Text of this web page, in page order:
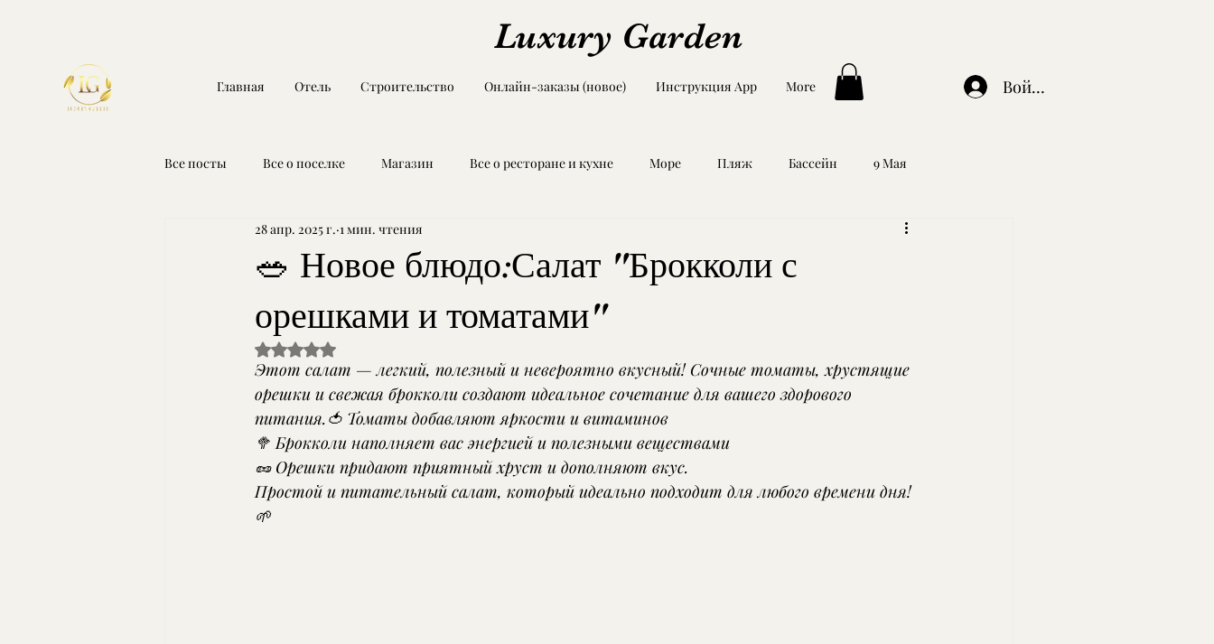
Luxury Garden
Главная Отель Строительство Онлайн-заказы (новое) Инструкция App More Войти
Все посты Все о поселке Магазин Все о ресторане и кухне Море Пляж Бассейн 9 Мая
Спорт-бар С Днем России
🥗 Новое блюдо:Салат "Брокколи с
орешками и томатами"
28 апр. 2025 г. 1 мин. чтения
Оценка: не число из 5 звезд.
Этот салат — легкий, полезный и невероятно вкусный! Сочные томаты, хрустящие
орешки и свежая брокколи создают идеальное сочетание для вашего здорового
питания.🍅 Томаты добавляют яркости и витаминов
🥦 Брокколи наполняет вас энергией и полезными веществами
🥜 Орешки придают приятный хруст и дополняют вкус.
Простой и питательный салат, который идеально подходит для любого времени дня!
🌱